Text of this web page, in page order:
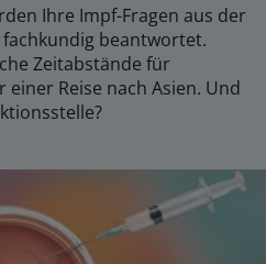
Ihre Impf-Fragen aus der
beantwortet.
Zeitabstände für
Reise nach Asien. Und